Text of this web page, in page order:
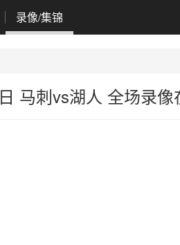
录像/集锦
马刺vs湖人 全场录